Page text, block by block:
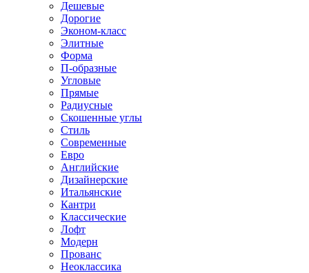
Дешевые
Дорогие
Эконом-класс
Элитные
Форма
П-образные
Угловые
Прямые
Радиусные
Скошенные углы
Стиль
Современные
Евро
Английские
Дизайнерские
Итальянские
Кантри
Классические
Лофт
Модерн
Прованс
Неоклассика